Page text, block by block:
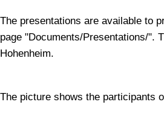
The presentations are available to
page "Documents/Presentations/".
Hohenheim.
The picture shows the participants